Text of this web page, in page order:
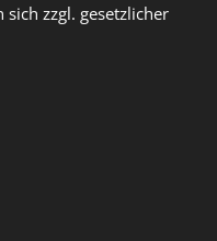
sich zzgl. gesetzlicher